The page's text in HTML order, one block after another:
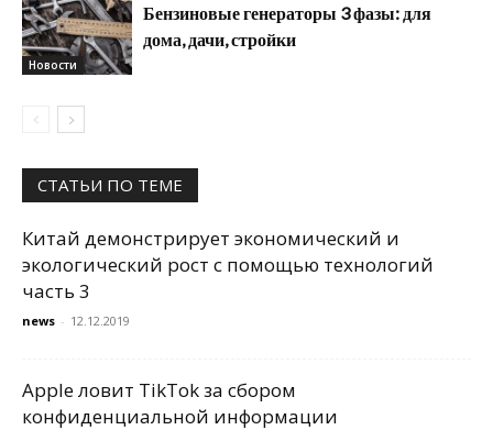
Новости
Бензиновые генераторы 3 фазы: для
дома, дачи, стройки
СТАТЬИ ПО ТЕМЕ
Китай демонстрирует экономический и
экологический рост с помощью технологий
часть 3
news - 12.12.2019
Apple ловит TikTok за сбором
конфиденциальной информации